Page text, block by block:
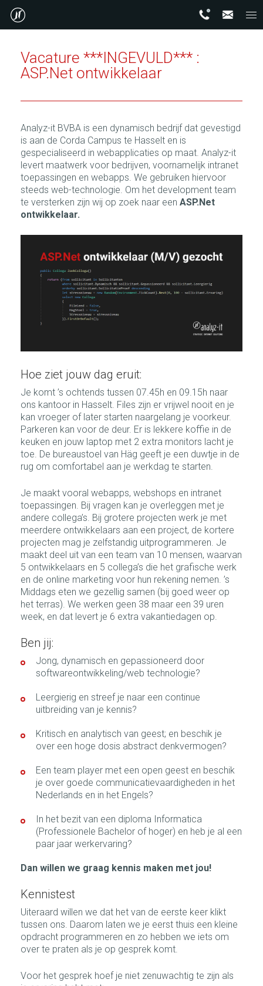
Vacature ***INGEVULD*** :
ASP.Net ontwikkelaar
Analyz-it BVBA is een dynamisch bedrijf dat gevestigd
is aan de Corda Campus te Hasselt en is
gespecialiseerd in webapplicaties op maat. Analyz-it
levert maatwerk voor bedrijven, voornamelijk intranet
toepassingen en webapps. We gebruiken hiervoor
steeds web-technologie. Om het development team
te versterken zijn wij op zoek naar een ASP.Net
ontwikkelaar.
Hoe ziet jouw dag eruit:
Je komt ’s ochtends tussen 07.45h en 09.15h naar
ons kantoor in Hasselt. Files zijn er vrijwel nooit en je
kan vroeger of later starten naargelang je voorkeur.
Parkeren kan voor de deur. Er is lekkere koffie in de
keuken en jouw laptop met 2 extra monitors lacht je
toe. De bureaustoel van Häg geeft je een duwtje in de
rug om comfortabel aan je werkdag te starten.
Je maakt vooral webapps, webshops en intranet
toepassingen. Bij vragen kan je overleggen met je
andere collega’s. Bij grotere projecten werk je met
meerdere ontwikkelaars aan een project, de kortere
projecten mag je zelfstandig uitprogrammeren. Je
maakt deel uit van een team van 10 mensen, waarvan
5 ontwikkelaars en 5 collega’s die het grafische werk
en de online marketing voor hun rekening nemen. ’s
Middags eten we gezellig samen (bij goed weer op
het terras). We werken geen 38 maar een 39 uren
week, en dat levert je 6 extra vakantiedagen op.
Ben jij:
Jong, dynamisch en gepassioneerd door
softwareontwikkeling/web technologie?
Leergierig en streef je naar een continue
uitbreiding van je kennis?
Kritisch en analytisch van geest; en beschik je
over een hoge dosis abstract denkvermogen?
Een team player met een open geest en beschik
je over goede communicatievaardigheden in het
Nederlands en in het Engels?
In het bezit van een diploma Informatica
(Professionele Bachelor of hoger) en heb je al een
paar jaar werkervaring?
Dan willen we graag kennis maken met jou!
Kennistest
Uiteraard willen we dat het van de eerste keer klikt
tussen ons. Daarom laten we je eerst thuis een kleine
opdracht programmeren en zo hebben we iets om
over te praten als je op gesprek komt.
Voor het gesprek hoef je niet zenuwachtig te zijn als